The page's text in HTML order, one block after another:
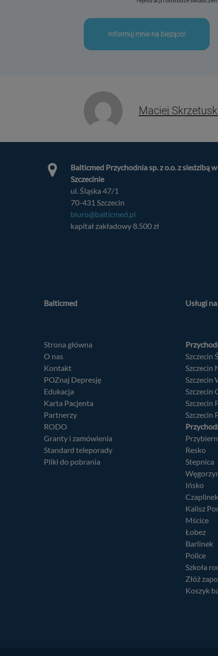
Maciej
Balticmed Przychodnia sp. z o.o. z siedzibą w
Szczecinie
ul. Śląska 47/1
70-431 Szczecin
biuro@balticmed.pl
kapitał zakładowy 8.500 zł
Balticmed
Strona główna
O nas
Kontakt
POZnaj Depresję
Edukacja
Karta Pacjenta
Partnerzy
RODO
Granty i zamówienia
Standard teleporady
Pliki do pobrania
Usługi
Szczecin
Szczecin
Szczecin
Szczecin
Szczecin
Szczecin
Resko
Stepnica
Ińsko
Czaplinek
Kalisz
Mścice
Łobez
Barlinek
Police
Szkoła
Złóż
Koszyk
Specjalne funkcje
Partnerzy (1)